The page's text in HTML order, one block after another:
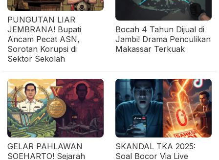
PUNGUTAN LIAR
JEMBRANA! Bupati
Ancam Pecat ASN,
Sorotan Korupsi di
Sektor Sekolah
Bocah 4 Tahun Dijual di
Jambi! Drama Penculikan
Makassar Terkuak
GELAR PAHLAWAN
SOEHARTO! Sejarah
SKANDAL TKA 2025:
Soal Bocor Via Live